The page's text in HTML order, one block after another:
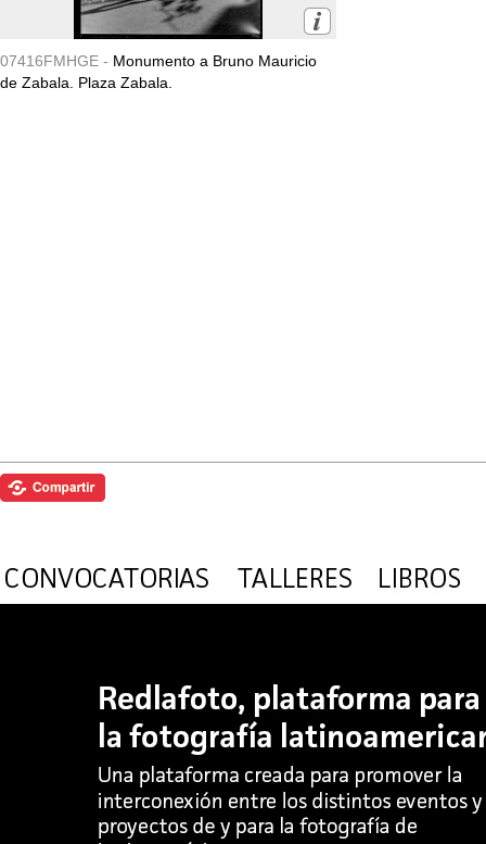
07416FMHGE - Monumento a Bruno Mauricio
de Zabala. Plaza Zabala.